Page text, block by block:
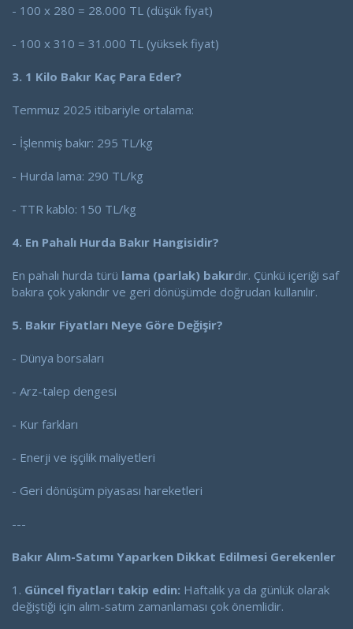
- 100 x 280 = 28.000 TL (düşük fiyat)
- 100 x 310 = 31.000 TL (yüksek fiyat)
3. 1 Kilo Bakır Kaç Para Eder?
Temmuz 2025 itibariyle ortalama:
- İşlenmiş bakır: 295 TL/kg
- Hurda lama: 290 TL/kg
- TTR kablo: 150 TL/kg
4. En Pahalı Hurda Bakır Hangisidir?
En pahalı hurda türü lama (parlak) bakırdır. Çünkü içeriği saf
bakıra çok yakındır ve geri dönüşümde doğrudan kullanılır.
5. Bakır Fiyatları Neye Göre Değişir?
- Dünya borsaları
- Arz-talep dengesi
- Kur farkları
- Enerji ve işçilik maliyetleri
- Geri dönüşüm piyasası hareketleri
---
Bakır Alım-Satımı Yaparken Dikkat Edilmesi Gerekenler
1. Güncel fiyatları takip edin: Haftalık ya da günlük olarak
değiştiği için alım-satım zamanlaması çok önemlidir.